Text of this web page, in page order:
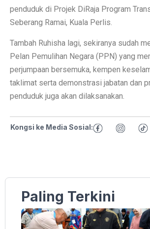
penduduk di Projek DiRaja Program
Seberang Ramai, Kuala Perlis.
Tambah Ruhisha lagi, sekiranya sudah
Pelan Pemulihan Negara (PPN) yang
perjumpaan bersemuka, kempen
taklimat serta demonstrasi jabatan dan
penduduk juga akan dilaksanakan.
Kongsi ke Media Sosial:
Paling Terkini